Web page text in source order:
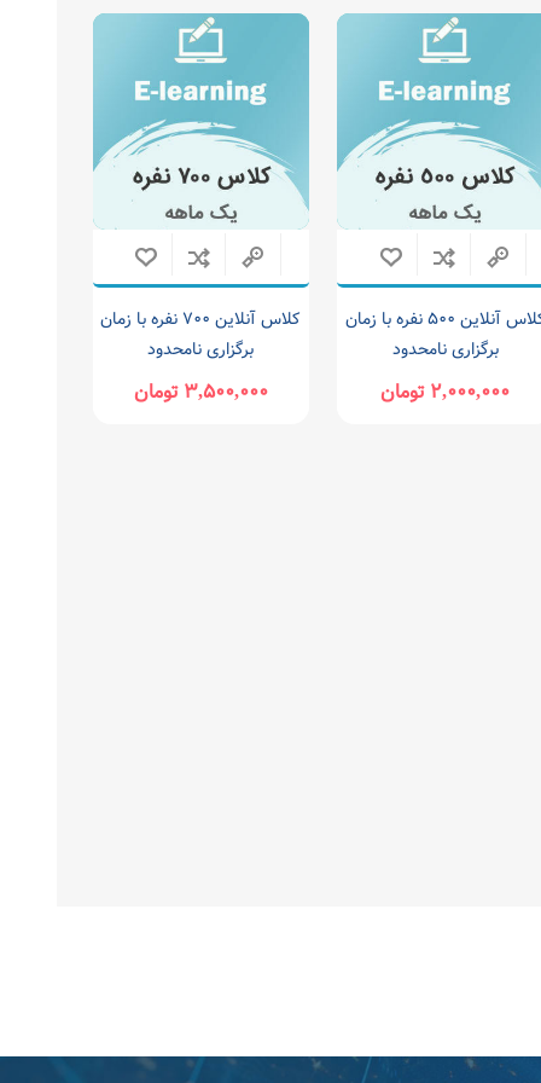
کلاس آنلاین ۵۰۰ نفره با زمان
برگزاری نامحدود
۲,۰۰۰,۰۰۰ تومان
کلاس آنلاین ۷۰۰ نفره با زمان
برگزاری نامحدود
۳,۵۰۰,۰۰۰ تومان